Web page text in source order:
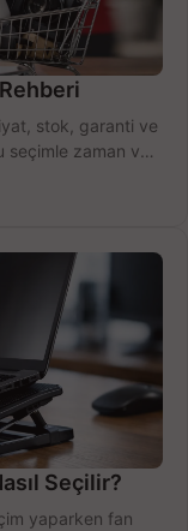
stok, garanti ve
seçimle zaman ve
Seçilir?
yaparken fan